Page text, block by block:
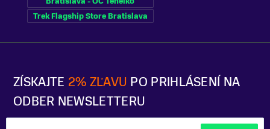
ZÍSKAJTE 2% ZĽAVU PO PRIHLÁSENÍ NA
ODBER NEWSLETTERU
Trek Flagship Store Bratislava